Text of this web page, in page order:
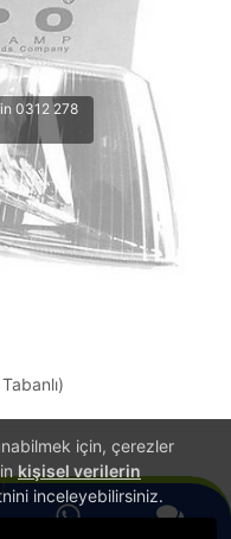
için, çerezler
kişisel verilerin
inceleyebilirsiniz.